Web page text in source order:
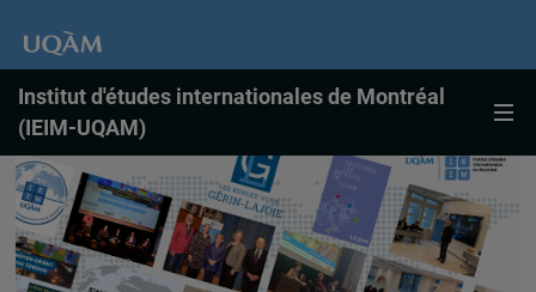
Institut d'études internationales de Montréal
(IEIM-UQAM)